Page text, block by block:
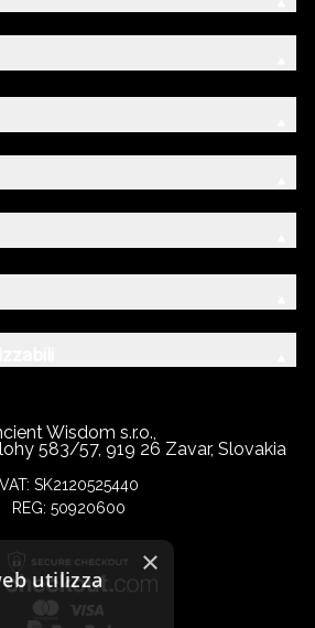
Wisdom s.r.o.,
583/57, 919 26 Zavar, Slovakia
VAT: SK2120525440
REG: 50920600
×
utilizza